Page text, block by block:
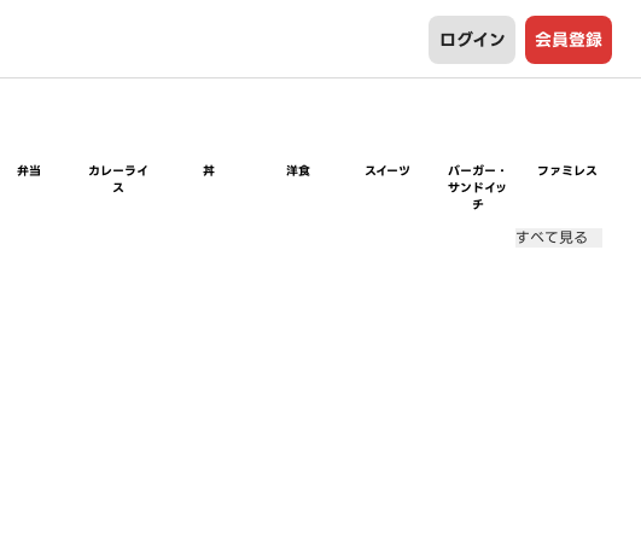
ログイン 会員登録
弁当
カレーライ
ス
丼 洋食 スイーツ
バーガー・
サンドイッ
チ
ファミレス
すべて見る